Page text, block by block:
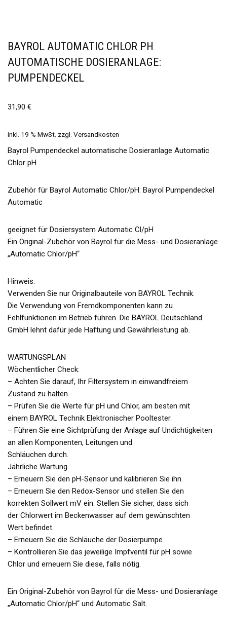
BAYROL AUTOMATIC CHLOR PH
AUTOMATISCHE DOSIERANLAGE:
PUMPENDECKEL
31,90 €
inkl. 19 % MwSt. zzgl. Versandkosten
Bayrol Pumpendeckel automatische Dosieranlage Automatic
Chlor pH
Zubehör für Bayrol Automatic Chlor/pH: Bayrol Pumpendeckel
Automatic
geeignet für Dosiersystem Automatic Cl/pH
Ein Original-Zubehör von Bayrol für die Mess- und Dosieranlage
„Automatic Chlor/pH“
Hinweis:
Verwenden Sie nur Originalbauteile von BAYROL Technik.
Die Verwendung von Fremdkomponenten kann zu
Fehlfunktionen im Betrieb führen. Die BAYROL Deutschland
GmbH lehnt dafür jede Haftung und Gewährleistung ab.
WARTUNGSPLAN
Wöchentlicher Check:
– Achten Sie darauf, Ihr Filtersystem in einwandfreiem
Zustand zu halten.
– Prüfen Sie die Werte für pH und Chlor, am besten mit
einem BAYROL Technik Elektronischer Pooltester.
– Führen Sie eine Sichtprüfung der Anlage auf Undichtigkeiten
an allen Komponenten, Leitungen und
Schläuchen durch.
Jährliche Wartung
– Erneuern Sie den pH-Sensor und kalibrieren Sie ihn.
– Erneuern Sie den Redox-Sensor und stellen Sie den
korrekten Sollwert mV ein. Stellen Sie sicher, dass sich
der Chlorwert im Beckenwasser auf dem gewünschten
Wert befindet.
– Erneuern Sie die Schläuche der Dosierpumpe.
– Kontrollieren Sie das jeweilige Impfventil für pH sowie
Chlor und erneuern Sie diese, falls nötig.
Ein Original-Zubehör von Bayrol für die Mess- und Dosieranlage
„Automatic Chlor/pH“ und Automatic Salt.